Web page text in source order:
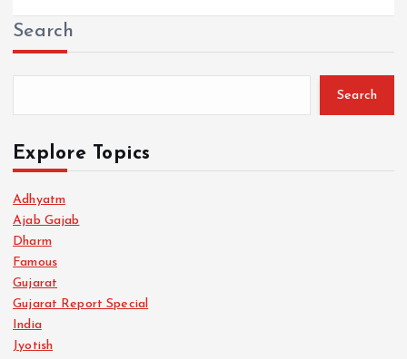
Search
Search
Explore Topics
Adhyatm
Ajab Gajab
Dharm
Famous
Gujarat
Gujarat Report Special
India
Jyotish